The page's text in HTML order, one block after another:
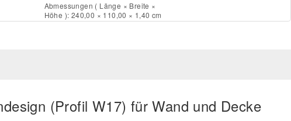
Abmessungen ( Länge × Breite ×
Höhe ): 240,00 × 110,00 × 1,40 cm
(Profil W17) für Wand und Decke